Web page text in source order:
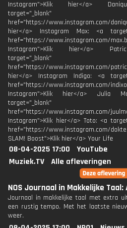
Instagram">Klik hier</a>
target="_blank"
href="https://www.instagram.com/
hier</a> Instagram Max: <a
href="https://www.instagram.com/
Instagram">Klik hier</a>
target="_blank"
href="https://www.instagram.com/
hier</a> Instagram Indigo: <a
href="https://www.instagram.com/
Instagram">Klik hier</a> Julia
target="_blank"
href="https://www.instagram.com/
Instagram">Klik hier</a> Toto: <a
href="https://www.instagram.com/
SLAM! Boost">Klik hier</a> Your Life
08-04-2025 17:00
YouTube
Muziek.TV
Alle afleveringen
NOS Journaal in Makkelijke
Journaal in makkelijke taal met extra
een rustig tempo. Met het laatste
weer.